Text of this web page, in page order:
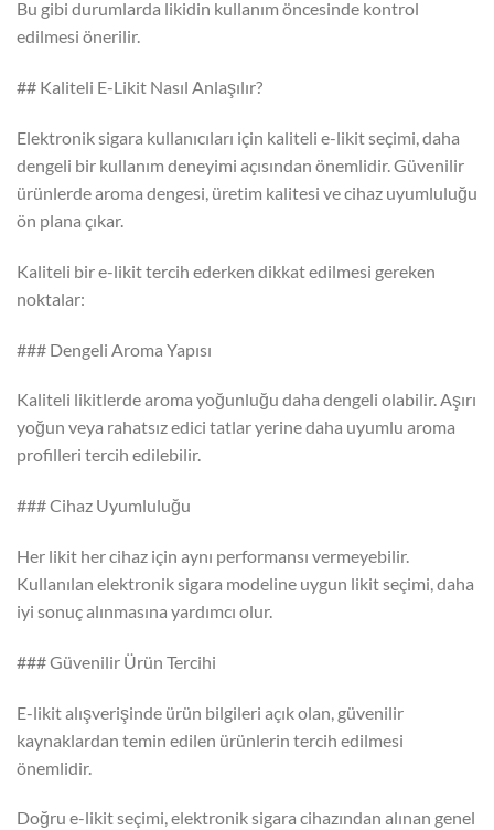
Bu gibi durumlarda likidin kullanım öncesinde kontrol
edilmesi önerilir.
## Kaliteli E-Likit Nasıl Anlaşılır?
Elektronik sigara kullanıcıları için kaliteli e-likit seçimi, daha
dengeli bir kullanım deneyimi açısından önemlidir. Güvenilir
ürünlerde aroma dengesi, üretim kalitesi ve cihaz uyumluluğu
ön plana çıkar.
Kaliteli bir e-likit tercih ederken dikkat edilmesi gereken
noktalar:
### Dengeli Aroma Yapısı
Kaliteli likitlerde aroma yoğunluğu daha dengeli olabilir. Aşırı
yoğun veya rahatsız edici tatlar yerine daha uyumlu aroma
profilleri tercih edilebilir.
### Cihaz Uyumluluğu
Her likit her cihaz için aynı performansı vermeyebilir.
Kullanılan elektronik sigara modeline uygun likit seçimi, daha
iyi sonuç alınmasına yardımcı olur.
### Güvenilir Ürün Tercihi
E-likit alışverişinde ürün bilgileri açık olan, güvenilir
kaynaklardan temin edilen ürünlerin tercih edilmesi
önemlidir.
Doğru e-likit seçimi, elektronik sigara cihazından alınan genel